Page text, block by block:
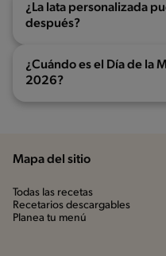
¿La lata personalizada
después?
¿Cuándo es el Día de la
2026?
Mapa del sitio
Todas las recetas
Recetarios descargables
Planea tu menú